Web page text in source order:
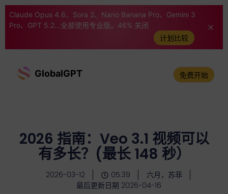
Claude Opus 4.6、Sora 2、Nano Banana Pro、Gemini 3
Pro、GPT 5.2...全部使用专业版。46% 关闭
计划比较
GlobalGPT 免费开始
2026 指南：Veo 3.1 视频可以
有多长？(最长 148 秒）
2026-03-12 05:39
六月，苏菲
最后更新日期 2026-04-16